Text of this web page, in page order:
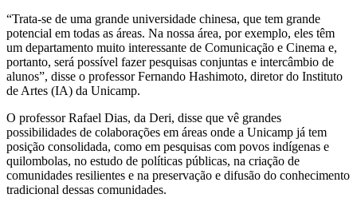
“Trata-se de uma grande universidade chinesa, que tem grande
potencial em todas as áreas. Na nossa área, por exemplo, eles têm
um departamento muito interessante de Comunicação e Cinema e,
portanto, será possível fazer pesquisas conjuntas e intercâmbio de
alunos”, disse o professor Fernando Hashimoto, diretor do Instituto
de Artes (IA) da Unicamp.
O professor Rafael Dias, da Deri, disse que vê grandes
possibilidades de colaborações em áreas onde a Unicamp já tem
posição consolidada, como em pesquisas com povos indígenas e
quilombolas, no estudo de políticas públicas, na criação de
comunidades resilientes e na preservação e difusão do conhecimento
tradicional dessas comunidades.